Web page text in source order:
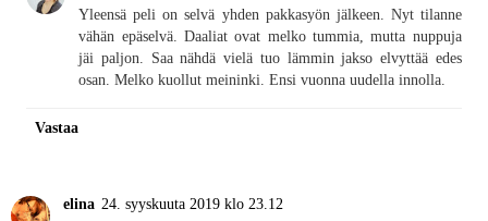
Yleensä peli on selvä yhden pakkasyön jälkeen. Nyt tilanne
vähän epäselvä. Daaliat ovat melko tummia, mutta nuppuja
jäi paljon. Saa nähdä vielä tuo lämmin jakso elvyttää edes
osan. Melko kuollut meininki. Ensi vuonna uudella innolla.
Vastaa
elina 24. syyskuuta 2019 klo 23.12